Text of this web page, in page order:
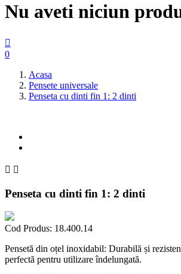
Nu aveti niciun

0
Acasa
Pensete universale
Penseta cu dinti fin 1: 2 dinti
 
Penseta cu dinti fin 1: 2 dinti
Cod Produs: 18.400.14
Pensetă din oțel inoxidabil: Durabilă și
perfectă pentru utilizare îndelungată.